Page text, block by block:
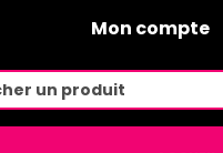
Mon compte